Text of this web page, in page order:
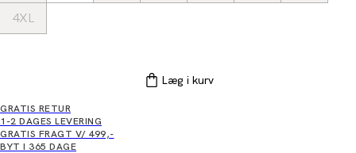
4XL
Læg i kurv
GRATIS RETUR
1-2 DAGES LEVERING
GRATIS FRAGT V/ 499,-
BYT I 365 DAGE